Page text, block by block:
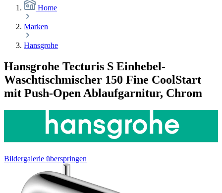
Home
Marken
Hansgrohe
Hansgrohe Tecturis S Einhebel-
Waschtischmischer 150 Fine CoolStart
mit Push-Open Ablaufgarnitur, Chrom
Bildergalerie überspringen